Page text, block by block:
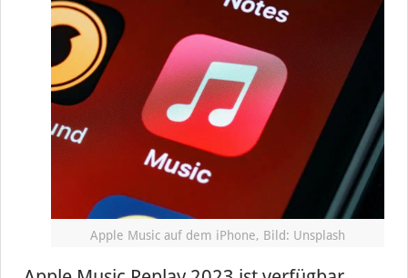
Apple Music auf dem iPhone, Bild: Unsplash